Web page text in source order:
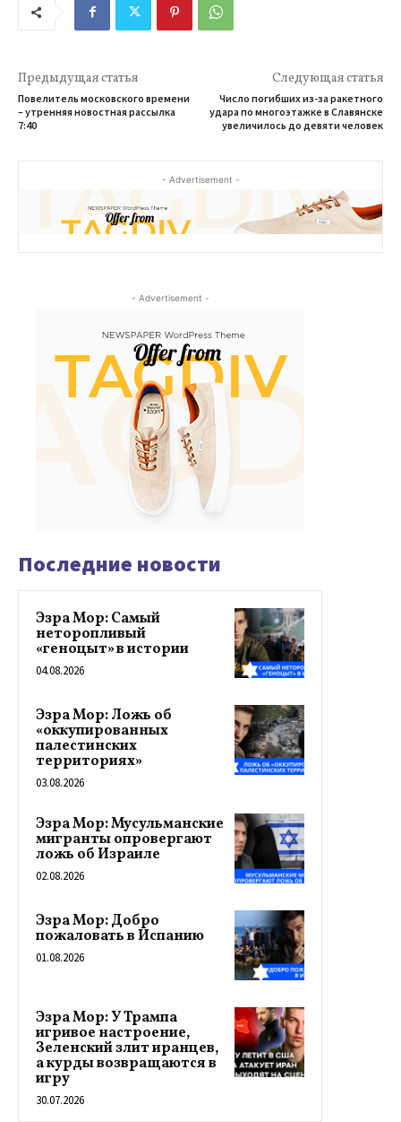
Предыдущая статья
Повелитель московского времени
– утренняя новостная рассылка
7:40
Следующая статья
Число погибших из-за ракетного
удара по многоэтажке в Славянске
увеличилось до девяти человек
- Advertisement -
- Advertisement -
Последние новости
Эзра Мор: Самый
неторопливый
«геноцыт» в истории
04.08.2026
Эзра Мор: Ложь об
«оккупированных
палестинских
территориях»
03.08.2026
Эзра Мор: Мусульманские
мигранты опровергают
ложь об Израиле
02.08.2026
Эзра Мор: Добро
пожаловать в Испанию
01.08.2026
Эзра Мор: У Трампа
игривое настроение,
Зеленский злит иранцев,
а курды возвращаются в
игру
30.07.2026